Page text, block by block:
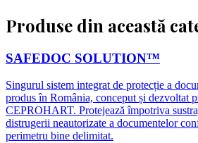
Produse din această
SAFEDOC SOLUTION™
Singurul sistem integrat de protecție a
produs în România, conceput și dezvoltat
CEPROHART. Protejează împotriva
distrugerii neautorizate a documentelor
perimetru bine delimitat.